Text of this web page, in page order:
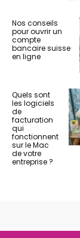
Nos conseils
pour ouvrir un
compte
bancaire suisse
en ligne
Quels sont
les logiciels
de
facturation
qui
fonctionnent
sur le Mac
de votre
entreprise ?